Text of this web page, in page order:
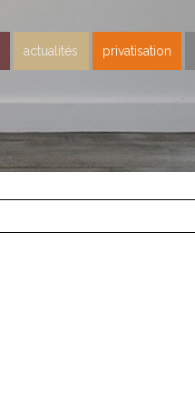
actualités privatisation